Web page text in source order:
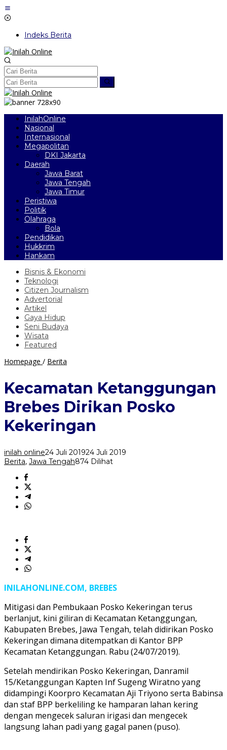
Lewati
ke
Indeks Berita
InilahOnline
Nasional
Internasional
Megapolitan
DKI Jakarta
Daerah
Jawa Barat
Jawa Tengah
Jawa Timur
Peristiwa
Politik
Olahraga
Bola
Pendidikan
Hukkrim
Hankam
Bisnis & Ekonomi
Teknologi
Citizen Journalism
Advertorial
Artikel
Gaya Hidup
Seni Budaya
Wisata
Featured
Homepage / Berita
Dirikan
Posko
Kekeringan
Kecamatan Ketanggungan
Brebes Dirikan Posko
Kekeringan
inilah online24 Juli 201924 Juli 2019
Berita, Jawa Tengah874 Dilihat
INILAHONLINE.COM, BREBES
Mitigasi dan Pembukaan Posko Kekeringan terus
berlanjut, kini giliran di Kecamatan Ketanggungan,
Kabupaten Brebes, Jawa Tengah, telah didirikan Posko
Kekeringan dimana ditempatkan di Kantor BPP
Kecamatan Ketanggungan. Rabu (24/07/2019).
Setelah mendirikan Posko Kekeringan, Danramil
15/Ketanggungan Kapten Inf Sugeng Wiratno yang
didampingi Koorpro Kecamatan Aji Triyono serta Babinsa
dan staf BPP berkeliling ke hamparan lahan kering
dengan mengecek saluran irigasi dan mengecek
langsung lahan padi yang gagal panen (puso).